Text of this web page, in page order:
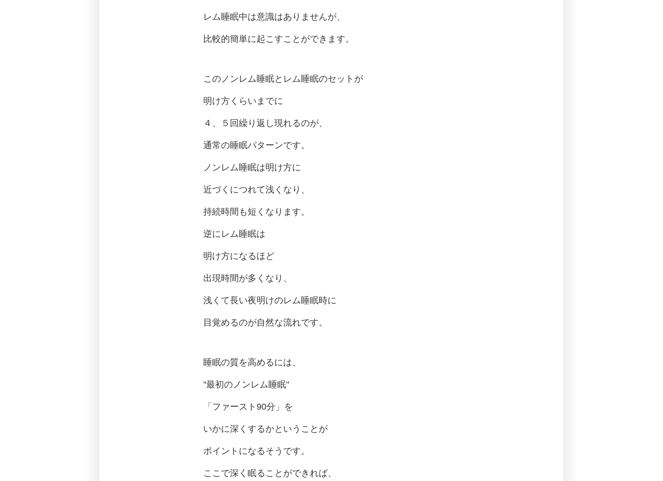
レム睡眠中は意識はありませんが、
比較的簡単に起こすことができます。
このノンレム睡眠とレム睡眠のセットが
明け方くらいまでに
４、５回繰り返し現れるのが、
通常の睡眠パターンです。
ノンレム睡眠は明け方に
近づくにつれて浅くなり、
持続時間も短くなります。
逆にレム睡眠は
明け方になるほど
出現時間が多くなり、
浅くて長い夜明けのレム睡眠時に
目覚めるのが自然な流れです。
睡眠の質を高めるには、
"最初のノンレム睡眠"
「ファースト90分」を
いかに深くするかということが
ポイントになるそうです。
ここで深く眠ることができれば、